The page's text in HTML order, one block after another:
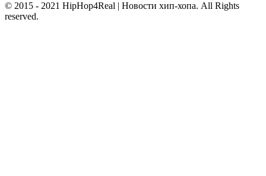
© 2015 - 2021 HipHop4Real | Новости хип-хопа. All Rights
reserved.